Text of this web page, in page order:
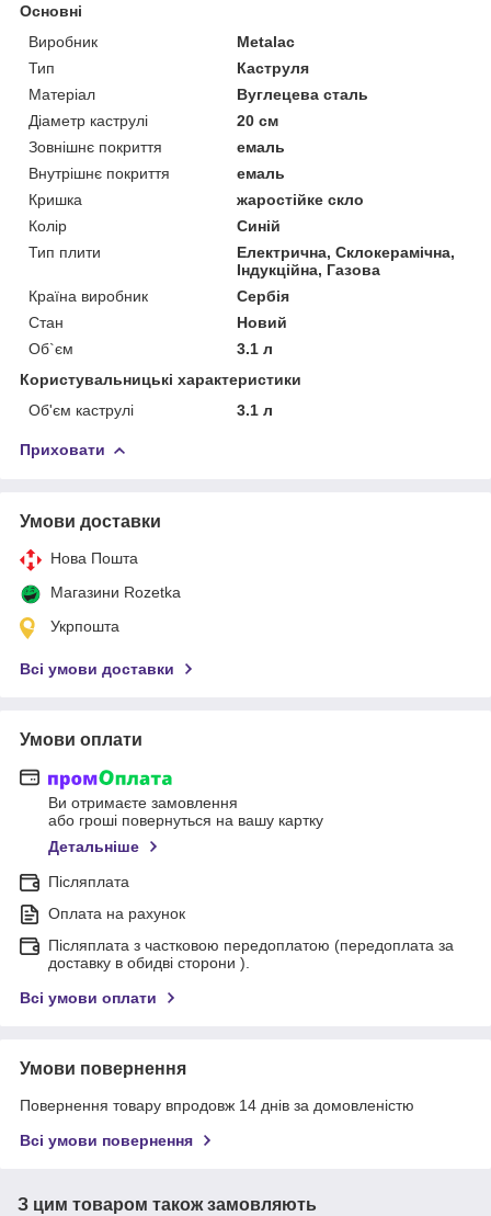
Основні
Виробник
Metalac
Тип
Каструля
Матеріал
Вуглецева сталь
Діаметр каструлі
20 см
Зовнішнє покриття
емаль
Внутрішнє покриття
емаль
Кришка
жаростійке скло
Колір
Синій
Тип плити
Електрична, Склокерамічна,
Індукційна, Газова
Країна виробник
Сербія
Стан
Новий
Об`єм
3.1 л
Користувальницькі характеристики
Об'єм каструлі
3.1 л
Приховати
Умови доставки
Нова Пошта
Магазини Rozetka
Укрпошта
Всі умови доставки
Умови оплати
Ви отримаєте замовлення
або гроші повернуться на вашу картку
Детальніше
Післяплата
Оплата на рахунок
Післяплата з частковою передоплатою (передоплата за
доставку в обидві сторони ).
Всі умови оплати
Умови повернення
Повернення товару впродовж 14 днів за домовленістю
Всі умови повернення
З цим товаром також замовляють